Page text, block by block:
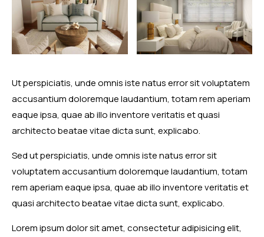
Ut perspiciatis, unde omnis iste natus error sit voluptatem
accusantium doloremque laudantium, totam rem aperiam
eaque ipsa, quae ab illo inventore veritatis et quasi
architecto beatae vitae dicta sunt, explicabo.
Sed ut perspiciatis, unde omnis iste natus error sit
voluptatem accusantium doloremque laudantium, totam
rem aperiam eaque ipsa, quae ab illo inventore veritatis et
quasi architecto beatae vitae dicta sunt, explicabo.
Lorem ipsum dolor sit amet, consectetur adipisicing elit,